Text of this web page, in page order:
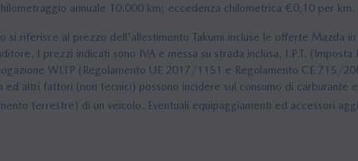
annuale 10.000 km; eccedenza chilometrica €0,10 per km.
riferisce al prezzo dell'allestimento Takumi incluse le offerte Mazda
I prezzi indicati sono IVA e messa su strada inclusa, I.P.T. (Imposta
WLTP (Regolamento UE 2017/1151 e Regolamento CE 715/
altri fattori (non tecnici) possono incidere sul consumo di carburante
terrestre) di un veicolo. Eventuali equipaggiamenti ed accessori